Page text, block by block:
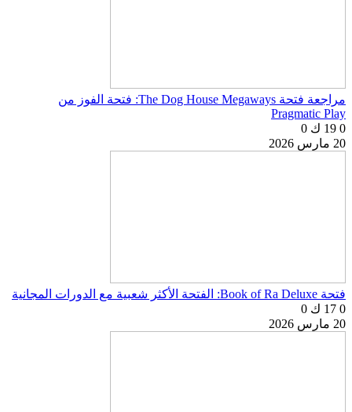
مراجعة فتحة The Dog House Megaways: فتحة الفوز من
Pragmatic Play
0 19 ك
0
20 مارس 2026
فتحة Book of Ra Deluxe: الفتحة الأكثر شعبية مع الدورات المجانية
0 17 ك
0
20 مارس 2026